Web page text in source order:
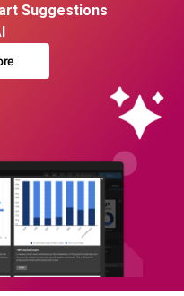
Suggestions